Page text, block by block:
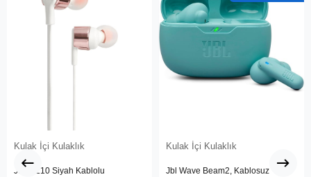
Kulak İçi Kulaklık
JBL T210 Siyah Kablolu
Kulak İçi Kulaklık
Jbl Wave Beam2, Kablosuz